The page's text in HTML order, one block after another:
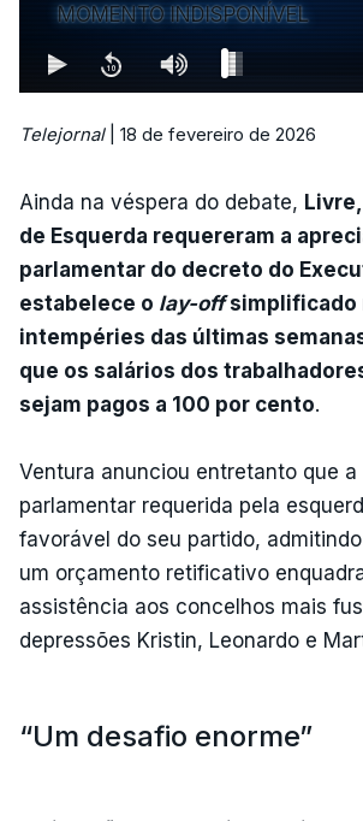
MOMENTO INDISPONÍVEL
Telejornal| 18 de fevereiro de 2026
Ainda na véspera do debate,
de Esquerda requereram a
parlamentar do decreto do
estabelece o lay-offsimplificado
intempéries das últimas
que os salários dos
sejam pagos a 100 por cento.
Ventura anunciou entretanto que
parlamentar requerida pela
favorável do seu partido,
um orçamento retificativo
assistência aos concelhos mais
depressões Kristin, Leonardo e
“Um desafio enorme”